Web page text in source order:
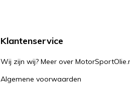
Klantenservice
Wij zijn wij? Meer over
Algemene voorwaarden